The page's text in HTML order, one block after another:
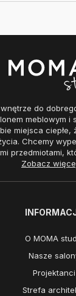
do
meblowym i
miejsca
Chcemy
przedmiotami,
Zobacz
O MOMA
Nasze
Projektanci
Strefa